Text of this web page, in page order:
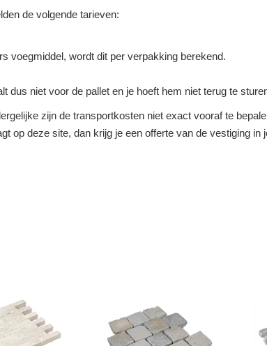
de volgende tarieven:
voegmiddel, wordt dit per verpakking berekend.
dus niet voor de pallet en je hoeft hem niet terug te
zijn de transportkosten niet exact vooraf te
op deze site, dan krijg je een offerte van de vestiging